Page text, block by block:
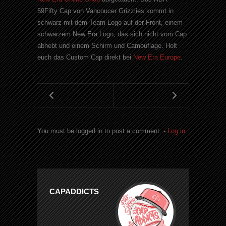
59Fifty Cap von Vancoucer Grizzlies kommt in
schwarz mit dem Team Logo auf der Front, einem
schwarzem New Era Logo, das sich nicht vom Cap
abhebt und einem Schirm und Camouflage. Holt
euch das Custom Cap direkt beiNew Era Europe.
You must be logged in to post a comment. -Log in
CAPADDICTS